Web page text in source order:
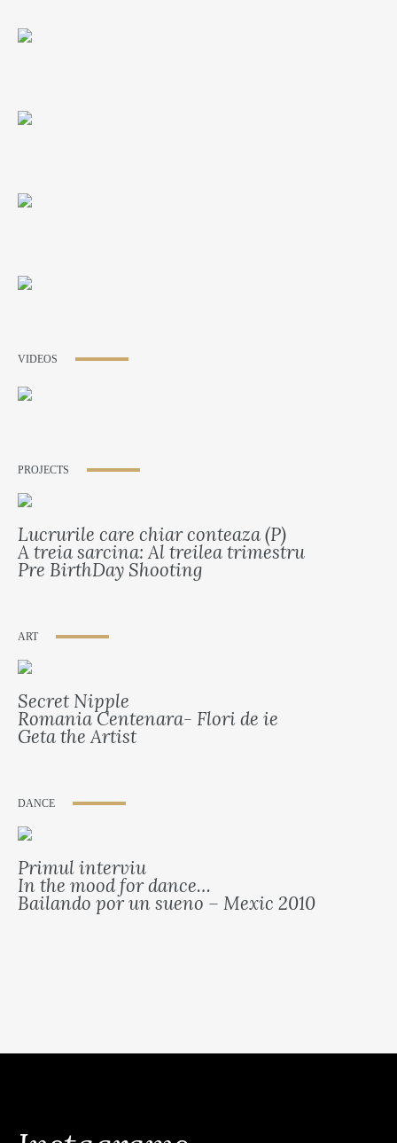
VIDEOS
PROJECTS
Lucrurile care chiar conteaza (P)
A treia sarcina: Al treilea trimestru
Pre BirthDay Shooting
ART
Secret Nipple
Romania Centenara- Flori de ie
Geta the Artist
DANCE
Primul interviu
In the mood for dance…
Bailando por un sueno – Mexic 2010